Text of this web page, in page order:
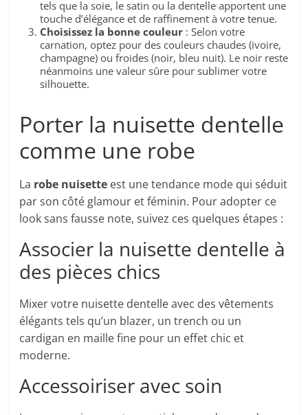
tels que la soie, le satin ou la dentelle apportent une
touche d’élégance et de raffinement à votre tenue.
Choisissez la bonne couleur : Selon votre
carnation, optez pour des couleurs chaudes (ivoire,
champagne) ou froides (noir, bleu nuit). Le noir reste
néanmoins une valeur sûre pour sublimer votre
silhouette.
Porter la nuisette dentelle
comme une robe
La robe nuisette est une tendance mode qui séduit
par son côté glamour et féminin. Pour adopter ce
look sans fausse note, suivez ces quelques étapes :
Associer la nuisette dentelle à
des pièces chics
Mixer votre nuisette dentelle avec des vêtements
élégants tels qu’un blazer, un trench ou un
cardigan en maille fine pour un effet chic et
moderne.
Accessoiriser avec soin